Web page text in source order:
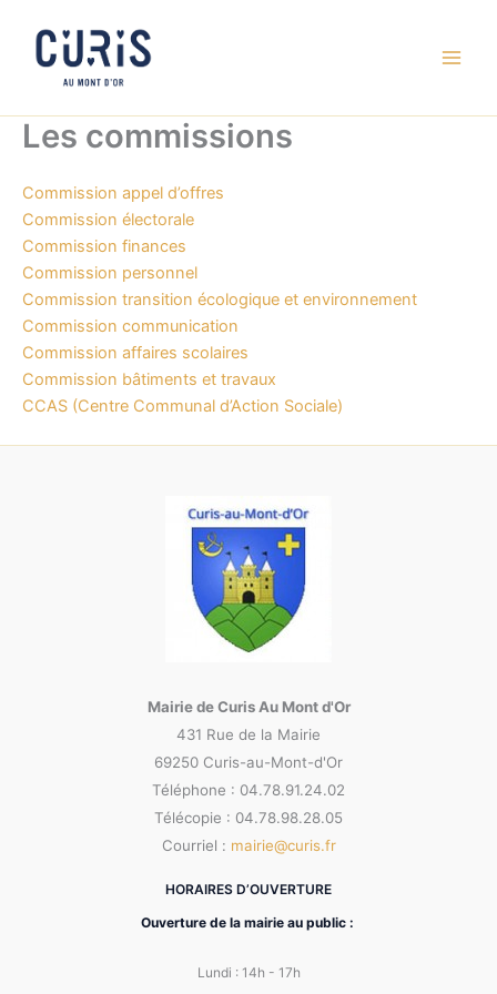
contenu
Les commissions
Commission appel d’offres
Commission électorale
Commission finances
Commission personnel
Commission transition écologique et environnement
Commission communication
Commission affaires scolaires
Commission bâtiments et travaux
CCAS (Centre Communal d’Action Sociale)
Mairie de Curis Au Mont d'Or
431 Rue de la Mairie
69250 Curis-au-Mont-d'Or
Téléphone : 04.78.91.24.02
Télécopie : 04.78.98.28.05
Courriel : mairie@curis.fr
HORAIRES D’OUVERTURE
Ouverture de la mairie au public :
Lundi : 14h - 17h